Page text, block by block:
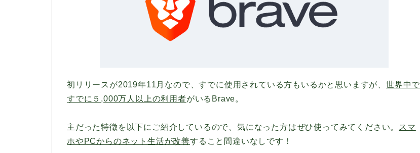
初リリースが2019年11月なので、すでに使用されている方もいるかと思いますが、 世界中で
すでに５,000万人以上の利用者がいるBrave。
主だった特徴を以下にご紹介しているので、気になった方はぜひ使ってみてください。
スマ
ホやPCからのネット生活が改善すること間違いなしです！